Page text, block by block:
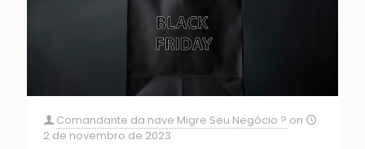
Comandante da nave Migre Seu Negócio ? on
2 de novembro de 2023